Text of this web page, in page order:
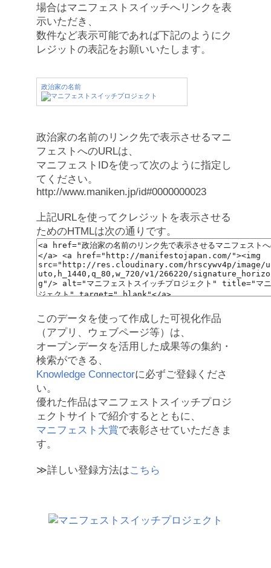
場合はマニフェストスイッチへリンクを表
示いただき、
数件など表示可能であれば下記のようにク
レジットの表記をお願いいたします。
政治家の名前
政治家の名前のリンク先で表示させるマニ
フェストへのURLは、
マニフェストIDを使って次のように指定し
てください。
http://www.maniken.jp/id#0000000023
上記URLを使ってクレジットを表示させる
ためのHTMLは次の通りです。
このデータを使って作成した可視化作品
（アプリ、ウェブページ等）は、
オープンデータを活用した成果等の集約・
検索ができる、
Knowledge Connectorに必ずご登録くださ
い。
優れた作品はマニフェストスイッチプロジ
ェクトサイトで紹介するとともに、
マニフェスト大賞で表彰させていただきま
す。
≫詳しい登録方法はこちら